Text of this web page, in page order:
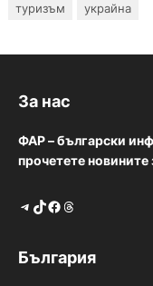
туризъм
украйна
За нас
ФАР – български
прочетете новините
Telegram TikTok Facebook Threads
България